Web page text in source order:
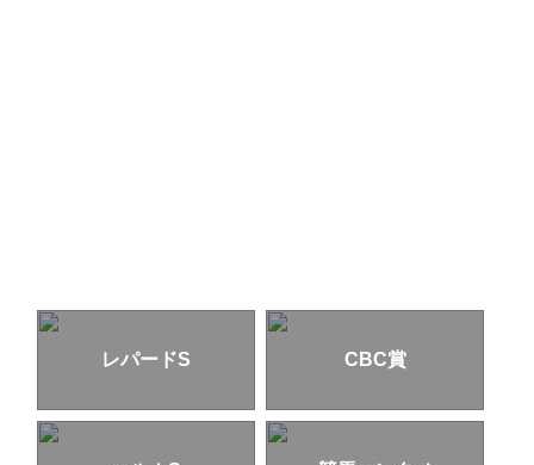
レパードS CBC賞